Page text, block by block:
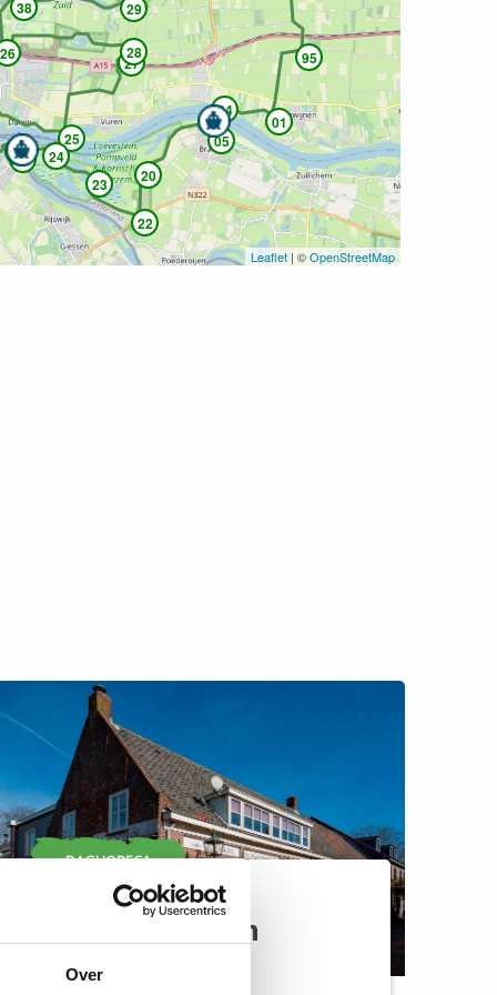
Over
25
27
28
26
38 29
95
01
04
05
20
22
23
24
33
32
Leaflet | ©OpenStreetMap
98
97
96
95
01
DAGHORECA
Eetcafé de Zwaan
Plaats